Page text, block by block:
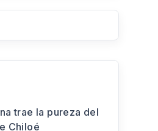
trae la pureza del
Chiloé